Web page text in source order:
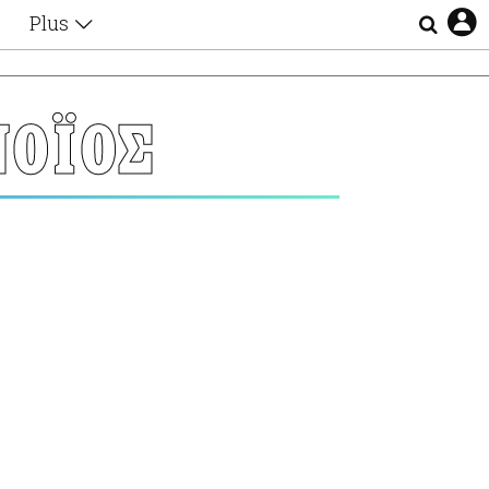
Plus
Videos
Αφιερώματα
Ζώδια